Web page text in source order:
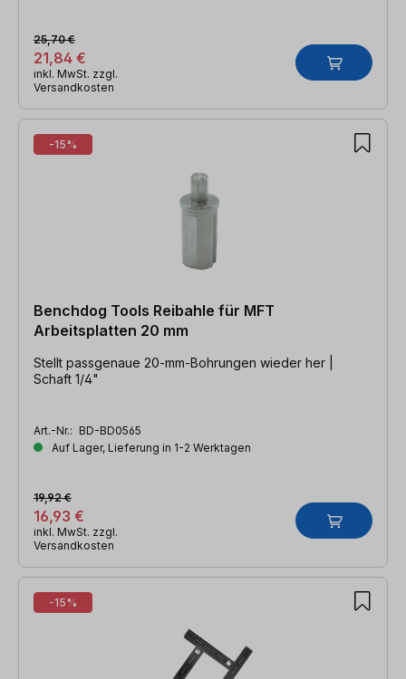
21,84 €
25,70 €
inkl. MwSt. zzgl.
Versandkosten
-15%
Benchdog Tools Reibahle für MFT
Arbeitsplatten 20 mm
Stellt passgenaue 20-mm-Bohrungen wieder her |
Schaft 1/4"
Art.-Nr.: BD-BD0565
Auf Lager, Lieferung in 1-2 Werktagen
16,93 €
19,92 €
inkl. MwSt. zzgl.
Versandkosten
-15%